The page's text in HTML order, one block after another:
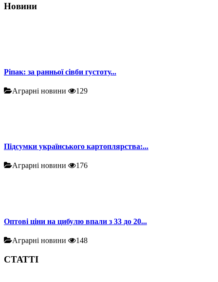
Новини
Ріпак: за ранньої сівби густоту...
Аграрні новини 129
Підсумки українського картоплярства:...
Аграрні новини 176
Оптові ціни на цибулю впали з 33 до 20...
Аграрні новини 148
СТАТТІ